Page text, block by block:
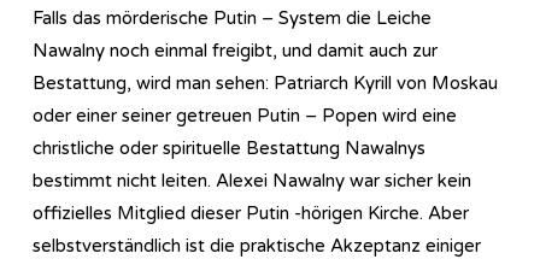
Falls das mörderische Putin – System die Leiche
Nawalny noch einmal freigibt, und damit auch zur
Bestattung, wird man sehen: Patriarch Kyrill von Moskau
oder einer seiner getreuen Putin – Popen wird eine
christliche oder spirituelle Bestattung Nawalnys
bestimmt nicht leiten. Alexei Nawalny war sicher kein
offizielles Mitglied dieser Putin -hörigen Kirche. Aber
selbstverständlich ist die praktische Akzeptanz einiger